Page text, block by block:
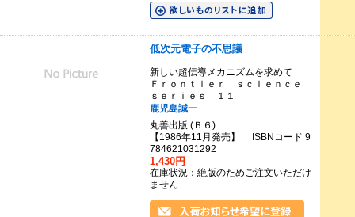
低次元電子の不思議
新しい超伝導メカニズムを求めて
Ｆｒｏｎｔｉｅｒ ｓｃｉｅｎｃｅ
ｓｅｒｉｅｓ １１
鹿児島誠一
丸善出版 (Ｂ６)
【1986年11月発売】 ISBNコード 9
784621031292
1,430円
在庫状況：絶版のためご注文いただけ
ません